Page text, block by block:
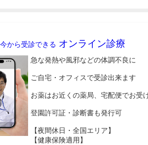
今から受診できる オンライン診療
急な発熱や風邪などの体調不良に
ご自宅・オフィスで受診出来ます
お薬はお近くの薬局、宅配便でお受
登園許可証・診断書も発行可
【夜間休日・全国エリア】
【健康保険適用】